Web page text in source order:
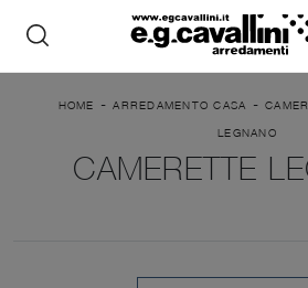
HOME -ARREDAMENTO CASA -
LEGNANO
CAMERETTE